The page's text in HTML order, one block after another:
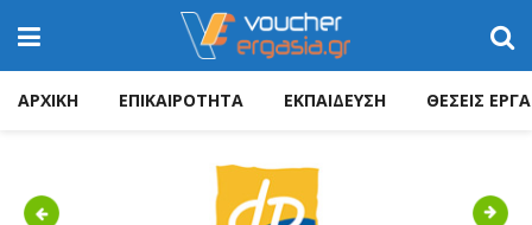
ΑΡΧΙΚΗ ΕΠΙΚΑΙΡΟΤΗΤΑ ΕΚΠΑΙΔΕΥΣΗ ΘΕΣΕΙΣ
Previous Next